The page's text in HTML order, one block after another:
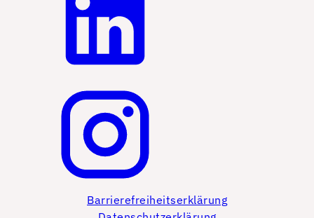
Barrierefreiheitserklärung